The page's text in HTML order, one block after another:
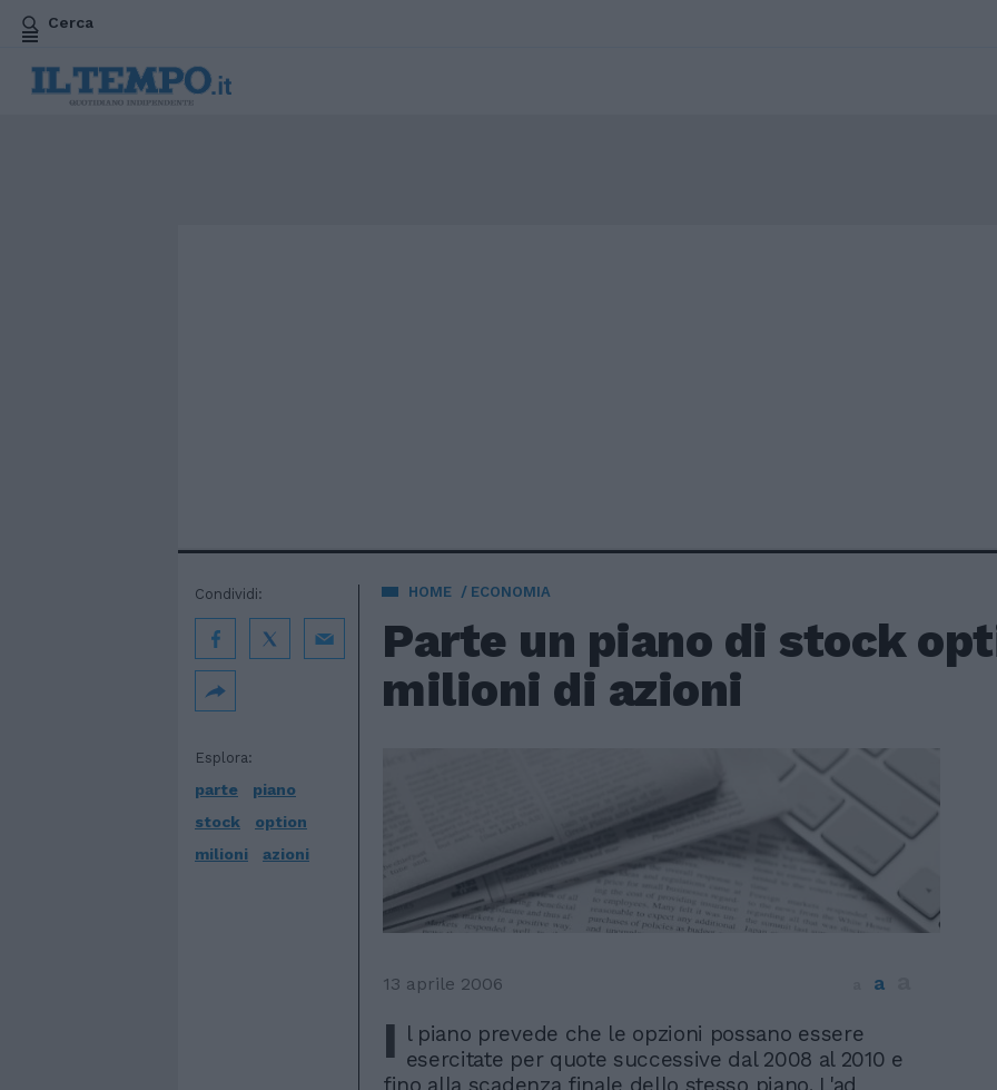
Cerca
HOME ECONOMIA
Parte un piano di stock
milioni di azioni
Esplora:
parte
piano
stock
option
milioni
azioni
Condividi:
13 aprile 2006 a
I l piano prevede che le opzioni possano essere
esercitate per quote successive dal 2008 al 2010 e
fino alla scadenza finale dello stesso piano. L'ad